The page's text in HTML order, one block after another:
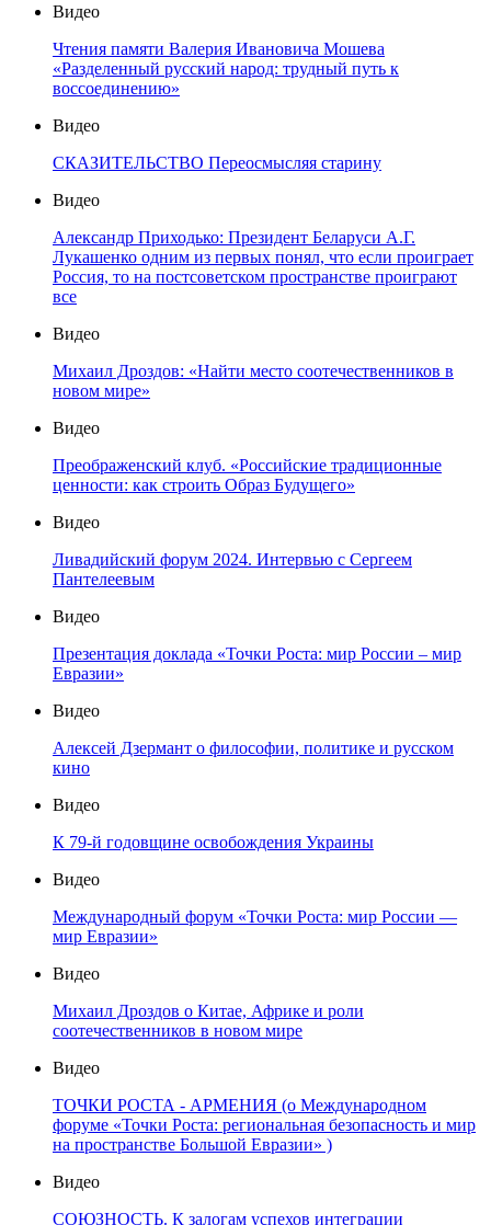
Видео
Чтения памяти Валерия Ивановича Мошева
«Разделенный русский народ: трудный путь к
воссоединению»
Видео
СКАЗИТЕЛЬСТВО Переосмысляя старину
Видео
Александр Приходько: Президент Беларуси А.Г.
Лукашенко одним из первых понял, что если проиграет
Россия, то на постсоветском пространстве проиграют
все
Видео
Михаил Дроздов: «Найти место соотечественников в
новом мире»
Видео
Преображенский клуб. «Российские традиционные
ценности: как строить Образ Будущего»
Видео
Ливадийский форум 2024. Интервью с Сергеем
Пантелеевым
Видео
Презентация доклада «Точки Роста: мир России – мир
Евразии»
Видео
Алексей Дзермант о философии, политике и русском
кино
Видео
К 79-й годовщине освобождения Украины
Видео
Международный форум «Точки Роста: мир России —
мир Евразии»
Видео
Михаил Дроздов о Китае, Африке и роли
соотечественников в новом мире
Видео
ТОЧКИ РОСТА - АРМЕНИЯ (о Международном
форуме «Точки Роста: региональная безопасность и мир
на пространстве Большой Евразии» )
Видео
СОЮЗНОСТЬ. К залогам успехов интеграции